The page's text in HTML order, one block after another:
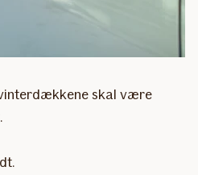
skal være